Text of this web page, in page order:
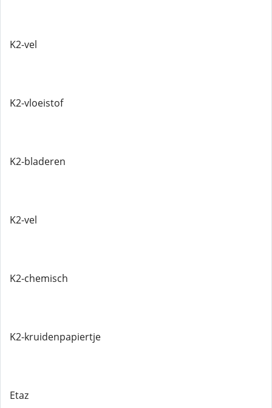
K2-vel
K2-vloeistof
K2-bladeren
K2-vel
K2-chemisch
K2-kruidenpapiertje
Etaz